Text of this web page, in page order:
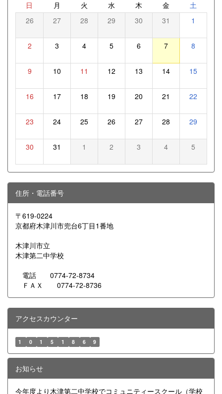
日 月 火 水 木 金 土
26 27 28 29 30 31 1
2 3 4 5 6 7 8
9 10 11 12 13 14 15
16 17 18 19 20 21 22
23 24 25 26 27 28 29
30 31 1 2 3 4 5
住所・電話番号
〒619-0224
京都府木津川市兜台6丁目1番地
木津川市立
木津第二中学校
電話 0774-72-8734
ＦＡＸ 0774-72-8736
アクセスカウンター
1 0 1 5 1 8 6 9
お知らせ
今年度より木津第二中学校でコミュニティースクール（学校